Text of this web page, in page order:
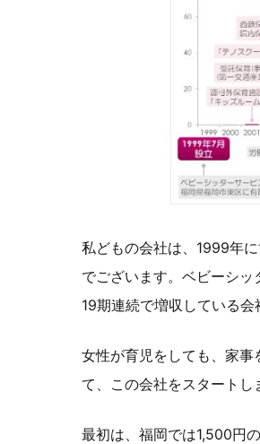
私どもの会社は、1999年
でございます。ベビーシ
19期連続で増収している会
女性が育児をしても、家
て、この会社をスタートし
最初は、福岡では1,500円